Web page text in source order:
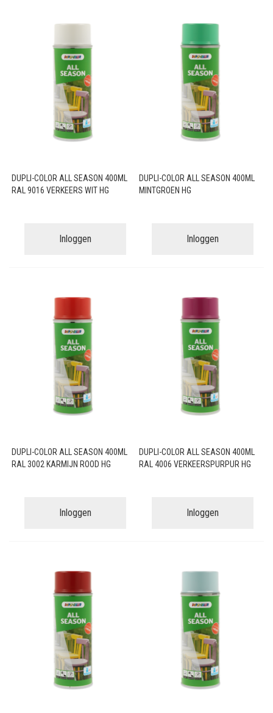
DUPLI-COLOR ALL SEASON 400ML
RAL 9016 VERKEERS WIT HG
Inloggen
DUPLI-COLOR ALL SEASON 400ML
MINTGROEN HG
Inloggen
DUPLI-COLOR ALL SEASON 400ML
RAL 3002 KARMIJN ROOD HG
Inloggen
DUPLI-COLOR ALL SEASON 400ML
RAL 4006 VERKEERSPURPUR HG
Inloggen